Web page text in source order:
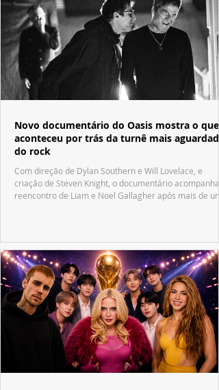
Novo documentário do Oasis mostra o que
aconteceu por trás da turnê mais aguardada
do rock
Com direção de Dylan Southern e Will Lovelace, e
criação de Steven Knight, o documentário acompanha
reencontro de Liam e Noel Gallagher após mais de